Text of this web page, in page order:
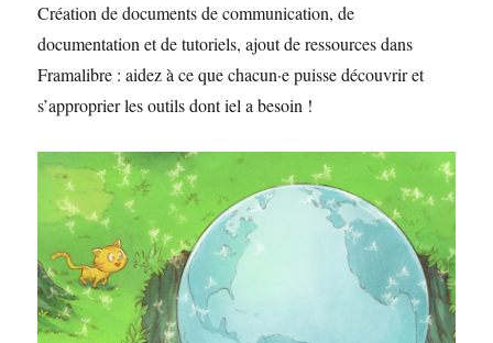
Création de documents de communication, de
documentation et de tutoriels, ajout de ressources dans
Framalibre : aidez à ce que chacun·e puisse découvrir et
s’approprier les outils dont iel a besoin !